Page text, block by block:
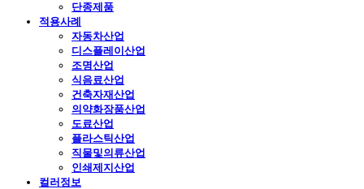
단종제품
적용사례
자동차산업
디스플레이산업
조명산업
식음료산업
건축자재산업
의약화장품산업
도료산업
플라스틱산업
직물및의류산업
인쇄제지산업
컬러정보